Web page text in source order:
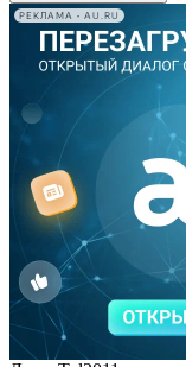
РЕКЛАМА • AU.RU